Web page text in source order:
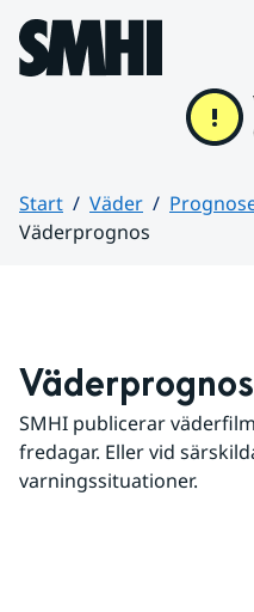
Hoppa till sidans innehåll
Start Väder
Väderprognos
Väderprognos
SMHI publicerar
fredagar. Eller vid
varningssituationer.